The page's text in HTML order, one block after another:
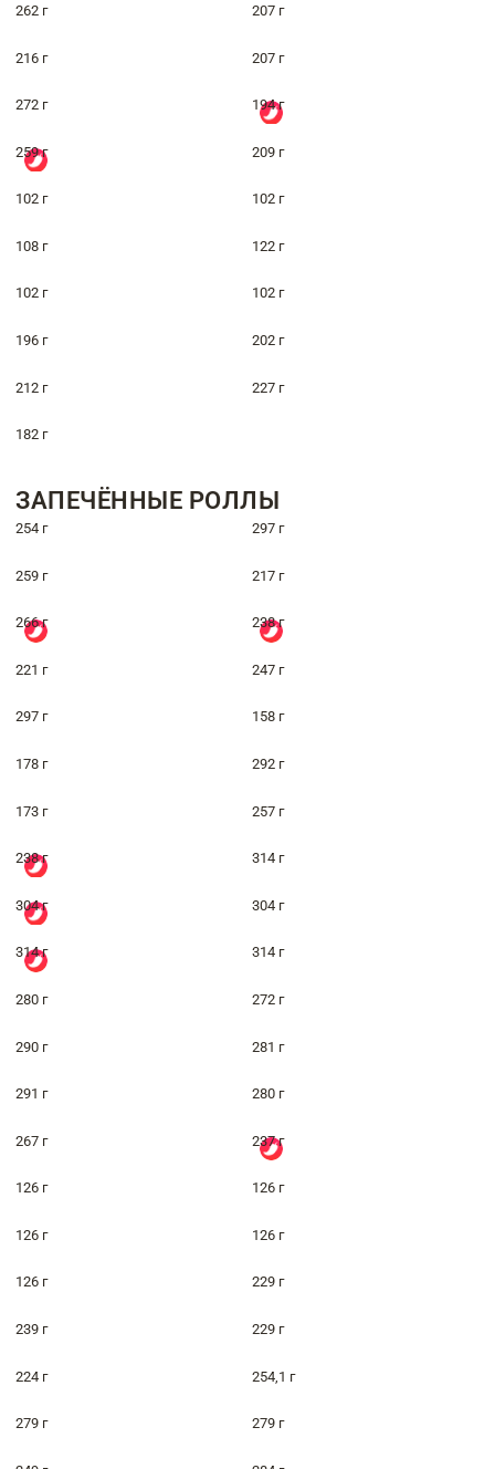
262 г 207 г
216 г 207 г
272 г 194 г
259 г 209 г
102 г 102 г
108 г 122 г
102 г 102 г
196 г 202 г
212 г 227 г
182 г
ЗАПЕЧЁННЫЕ РОЛЛЫ
254 г 297 г
259 г 217 г
266 г 238 г
221 г 247 г
297 г 158 г
178 г 292 г
173 г 257 г
238 г 314 г
304 г 304 г
314 г 314 г
280 г 272 г
290 г 281 г
291 г 280 г
267 г 237 г
126 г 126 г
126 г 126 г
126 г 229 г
239 г 229 г
224 г 254,1 г
279 г 279 г